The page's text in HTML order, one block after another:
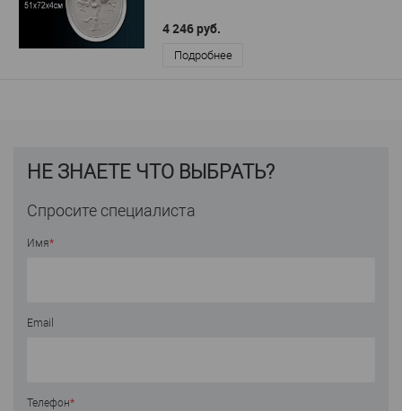
4 246 руб.
Подробнее
НЕ ЗНАЕТЕ ЧТО ВЫБРАТЬ?
Спросите специалиста
Имя*
Email
Телефон*